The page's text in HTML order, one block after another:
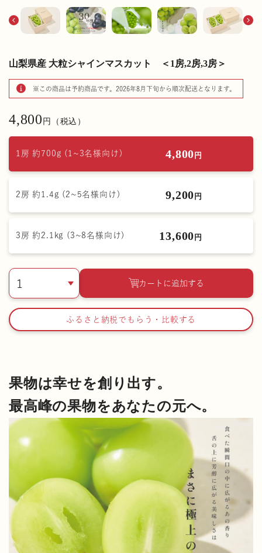
山梨県産 大粒シャインマスカット ＜1房,2房,3房＞
※この商品は予約商品です。2026年8月下旬から順次配送となります。
4,800 円（税込）
1房 約700g (1~3名様向け) 4,800円
2房 約1.4g (2~5名様向け) 9,200円
3房 約2.1kg (3~8名様向け) 13,600円
ふるさと納税でもらう・比較する
果物は幸せを創り出す。
最高峰の果物をあなたの元へ。